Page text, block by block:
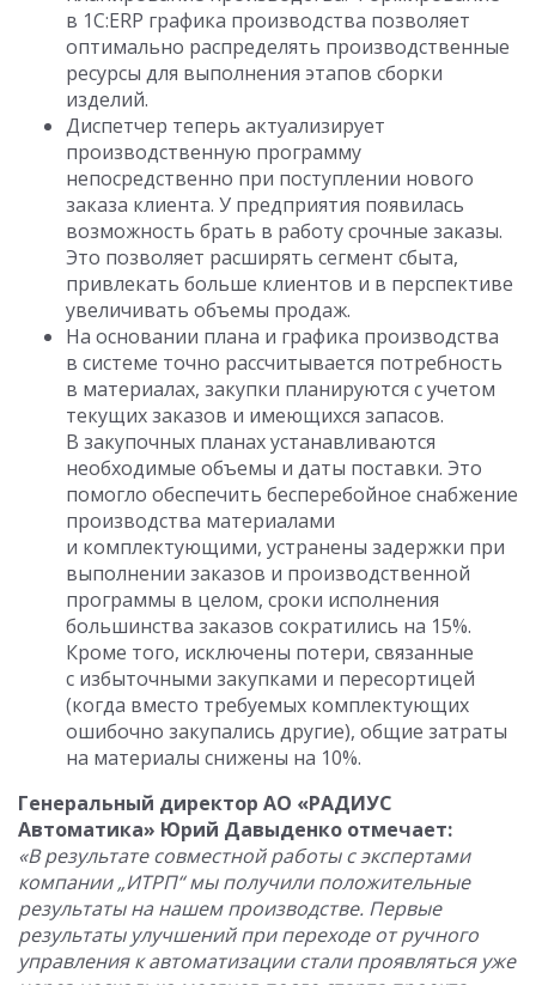
в 1С:ERP графика производства позволяет
оптимально распределять производственные
ресурсы для выполнения этапов сборки
изделий.
Диспетчер теперь актуализирует
производственную программу
непосредственно при поступлении нового
заказа клиента. У предприятия появилась
возможность брать в работу срочные заказы.
Это позволяет расширять сегмент сбыта,
привлекать больше клиентов и в перспективе
увеличивать объемы продаж.
На основании плана и графика производства
в системе точно рассчитывается потребность
в материалах, закупки планируются с учетом
текущих заказов и имеющихся запасов.
В закупочных планах устанавливаются
необходимые объемы и даты поставки. Это
помогло обеспечить бесперебойное снабжение
производства материалами
и комплектующими, устранены задержки при
выполнении заказов и производственной
программы в целом, сроки исполнения
большинства заказов сократились на 15%.
Кроме того, исключены потери, связанные
с избыточными закупками и пересортицей
(когда вместо требуемых комплектующих
ошибочно закупались другие), общие затраты
на материалы снижены на 10%.
Генеральный директор АО «РАДИУС
Автоматика» Юрий Давыденко отмечает:
«В результате совместной работы с экспертами
компании „ИТРП“ мы получили положительные
результаты на нашем производстве. Первые
результаты улучшений при переходе от ручного
управления к автоматизации стали проявляться уже